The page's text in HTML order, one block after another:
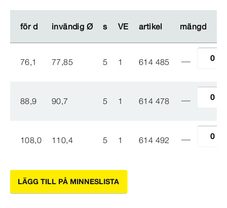
för d invändig Ø s VE artikel mängd
för d invändig Ø s VE artikel mängd
76,1 77,85 5 1 614 485
88,9 90,7 5 1 614 478
108,0 110,4 5 1 614 492
LÄGG TILL PÅ MINNESLISTA